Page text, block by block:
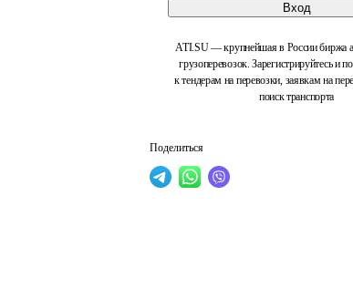
Вход
ATI.SU — крупнейшая в России биржа
грузоперевозок. Зарегистрируйтесь и
к тендерам на перевозки, заявкам на
поиск транспорта
Поделиться